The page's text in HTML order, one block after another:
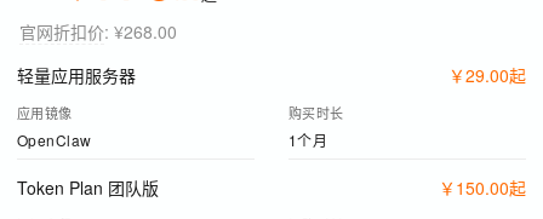
官网折扣价: ¥268.00
轻量应用服务器
￥29.00起
应用镜像
OpenClaw
购买时长
1个月
Token Plan 团队版 ￥ 150.00起